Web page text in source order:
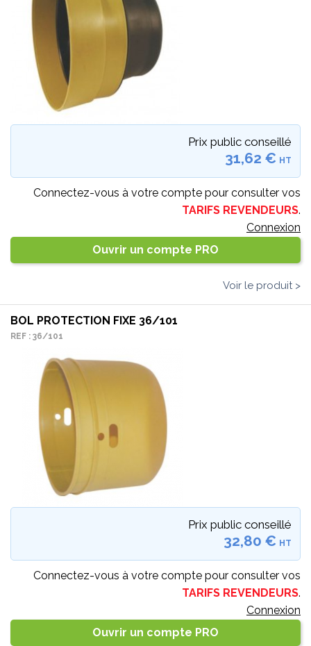
Prix public conseillé
31,62 € HT
Connectez-vous à votre compte pour consulter vos
TARIFS REVENDEURS.
Connexion
Ouvrir un compte PRO
Voir le produit >
BOL PROTECTION FIXE 36/101
REF : 36/101
Prix public conseillé
32,80 € HT
Connectez-vous à votre compte pour consulter vos
TARIFS REVENDEURS.
Connexion
Ouvrir un compte PRO